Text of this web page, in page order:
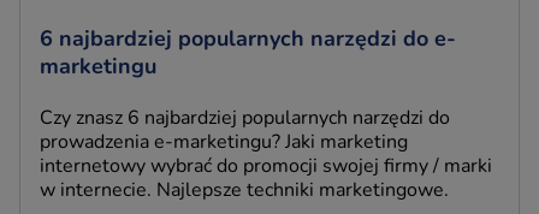
6 najbardziej popularnych narzędzi do e-
marketingu
Czy znasz 6 najbardziej popularnych narzędzi do
prowadzenia e-marketingu? Jaki marketing
internetowy wybrać do promocji swojej firmy / marki
w internecie. Najlepsze techniki marketingowe.